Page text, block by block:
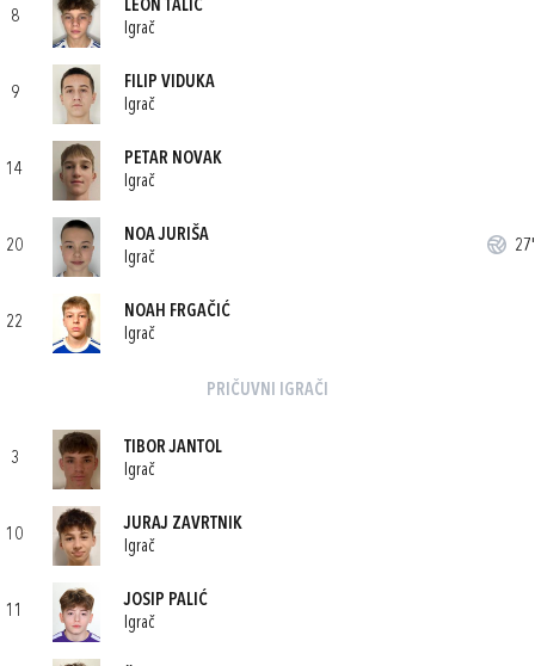
8
LEON TALIĆ
Igrač
9
FILIP VIDUKA
Igrač
14
PETAR NOVAK
Igrač
20
NOA JURIŠA
Igrač
27'
22
NOAH FRGAČIĆ
Igrač
PRIČUVNI IGRAČI
3
TIBOR JANTOL
Igrač
10
JURAJ ZAVRTNIK
Igrač
11
JOSIP PALIĆ
Igrač